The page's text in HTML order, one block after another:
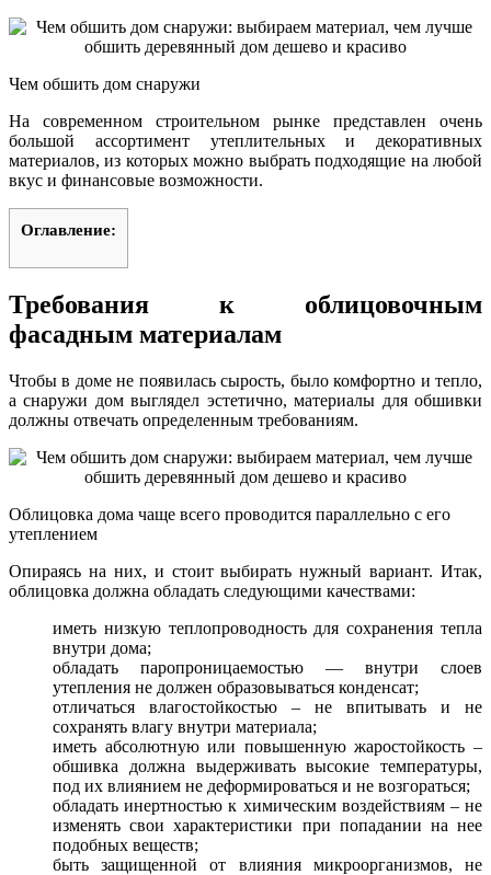
Чем обшить дом снаружи
На современном строительном рынке представлен очень
большой ассортимент утеплительных и декоративных
материалов, из которых можно выбрать подходящие на любой
вкус и финансовые возможности.
Оглавление:
Требования к облицовочным
фасадным материалам
Чтобы в доме не появилась сырость, было комфортно и тепло,
а снаружи дом выглядел эстетично, материалы для обшивки
должны отвечать определенным требованиям.
Облицовка дома чаще всего проводится параллельно с его
утеплением
Опираясь на них, и стоит выбирать нужный вариант. Итак,
облицовка должна обладать следующими качествами:
иметь низкую теплопроводность для сохранения тепла
внутри дома;
обладать паропроницаемостью — внутри слоев
утепления не должен образовываться конденсат;
отличаться влагостойкостью – не впитывать и не
сохранять влагу внутри материала;
иметь абсолютную или повышенную жаростойкость –
обшивка должна выдерживать высокие температуры,
под их влиянием не деформироваться и не возгораться;
обладать инертностью к химическим воздействиям – не
изменять свои характеристики при попадании на нее
подобных веществ;
быть защищенной от влияния микроорганизмов, не